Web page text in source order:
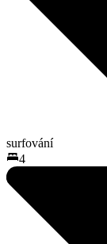
surfování
4